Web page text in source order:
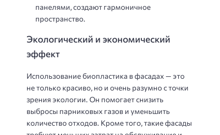
панелями, создают гармоничное
пространство.
Экологический и экономический
эффект
Использование биопластика в фасадах — это
не только красиво, но и очень разумно с точки
зрения экологии. Он помогает снизить
выбросы парниковых газов и уменьшить
количество отходов. Кроме того, такие фасады